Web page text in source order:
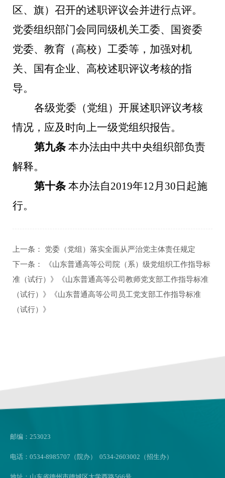
区、旗）召开的述职评议会并进行点评。
党委组织部门会同同级机关工委、国资委
党委、教育（高校）工委等，加强对机
关、国有企业、高校述职评议考核的指
导。
各级党委（党组）开展述职评议考核
情况，应及时向上一级党组织报告。
第九条 本办法由中共中央组织部负责
解释。
第十条 本办法自2019年12月30日起施
行。
上一条： 党委（党组）落实全面从严治党主体责任规定
下一条：
《山东普通高等公司院（系）级党组织工作指导标
准（试行）》《山东普通高等公司教师党支部工作指导标准
（试行）》《山东普通高等公司员工党支部工作指导标准
（试行）》
邮编：253023
电话：0534-8985707（院办） 0534-2603002（招生办）